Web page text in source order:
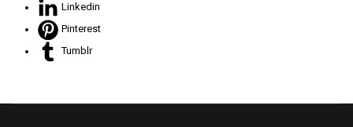
Linkedin
Pinterest
Tumblr